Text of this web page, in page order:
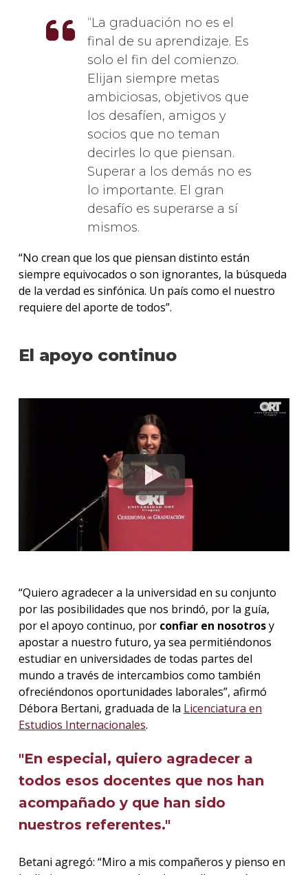
La graduación no es el
final de su aprendizaje. Es
solo el fin del comienzo.
Elijan siempre metas
ambiciosas, objetivos que
los desafíen, amigos y
socios que no teman
decirles lo que piensan.
Superar a los demás no es
lo importante. El gran
desafío es superarse a sí
mismos.
“No crean que los que piensan distinto están
siempre equivocados o son ignorantes, la búsqueda
de la verdad es sinfónica. Un país como el nuestro
requiere del aporte de todos”.
El apoyo continuo
“Quiero agradecer a la universidad en su conjunto
por las posibilidades que nos brindó, por la guía,
por el apoyo continuo, por confiar en nosotrosy
apostar a nuestro futuro, ya sea permitiéndonos
estudiar en universidades de todas partes del
mundo a través de intercambios como también
ofreciéndonos oportunidades laborales”, afirmó
Débora Bertani, graduada de la Licenciatura en
Estudios Internacionales.
"En especial, quiero agradecer a
todos esos docentes que nos han
acompañado y que han sido
nuestros referentes."
Betani agregó: “Miro a mis compañeros y pienso en